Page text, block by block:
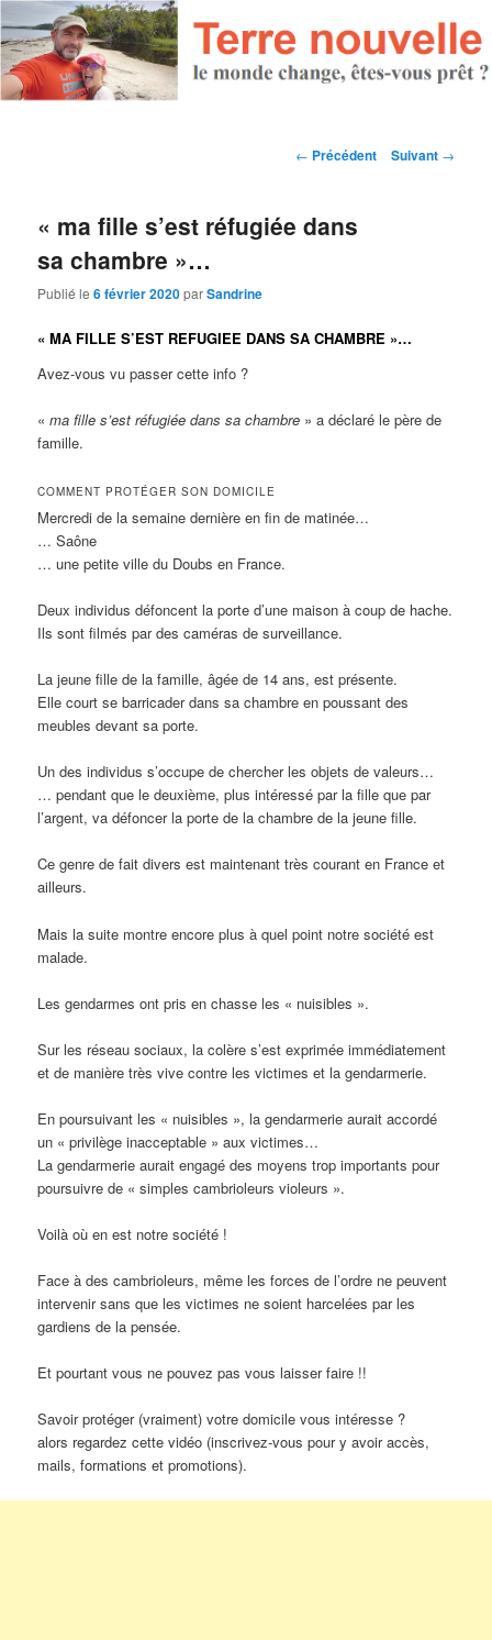
Navigation des articles
← Précédent Suivant →
« ma fille s’est réfugiée dans
sa chambre »…
Publié le6 février 2020parSandrine
« MA FILLE S’EST REFUGIEE DANS SA CHAMBRE »…
Avez-vous vu passer cette info ?
«ma fille s’est réfugiée dans sa chambre » a déclaré le père de
famille.
COMMENT PROTÉGER SON DOMICILE
Mercredi de la semaine dernière en fin de matinée…
… Saône
… une petite ville du Doubs en France.
Deux individus défoncent la porte d’une maison à coup de hache.
Ils sont filmés par des caméras de surveillance.
La jeune fille de la famille, âgée de 14 ans, est présente.
Elle court se barricader dans sa chambre en poussant des
meubles devant sa porte.
Un des individus s’occupe de chercher les objets de valeurs…
… pendant que le deuxième, plus intéressé par la fille que par
l’argent, va défoncer la porte de la chambre de la jeune fille.
Ce genre de fait divers est maintenant très courant en France et
ailleurs.
Mais la suite montre encore plus à quel point notre société est
malade.
Les gendarmes ont pris en chasse les « nuisibles ».
Sur les réseau sociaux, la colère s’est exprimée immédiatement
et de manière très vive contre les victimes et la gendarmerie.
En poursuivant les « nuisibles », la gendarmerie aurait accordé
un « privilège inacceptable » aux victimes…
La gendarmerie aurait engagé des moyens trop importants pour
poursuivre de « simples cambrioleurs violeurs ».
Voilà où en est notre société !
Face à des cambrioleurs, même les forces de l’ordre ne peuvent
intervenir sans que les victimes ne soient harcelées par les
gardiens de la pensée.
Et pourtant vous ne pouvez pas vous laisser faire !!
Savoir protéger (vraiment) votre domicile vous intéresse ?
alors regardez cette vidéo (inscrivez-vous pour y avoir accès,
mails, formations et promotions).